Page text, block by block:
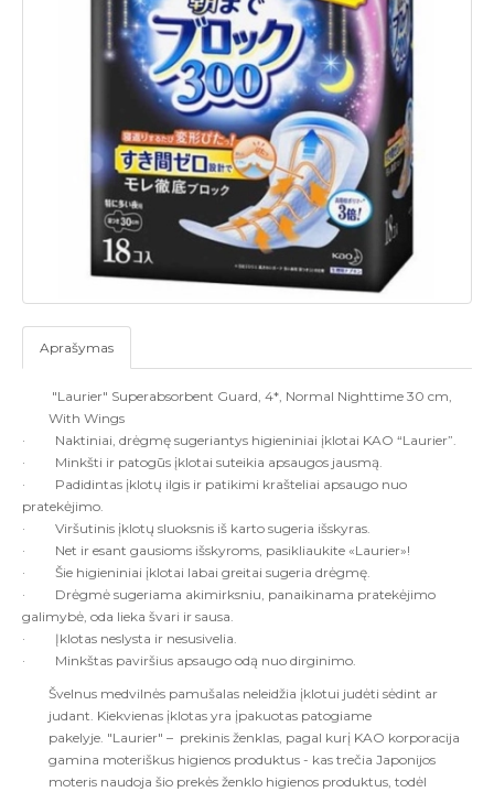
Aprašymas
"Laurier" Superabsorbent Guard, 4*, Normal Nighttime 30 cm,
With Wings
· Naktiniai, drėgmę sugeriantys higieniniai įklotai KAO “Laurier”.
·
Minkšti ir patogūs įklotai suteikia apsaugos jausmą.
·
Padidintas įklotų ilgis ir patikimi krašteliai apsaugo nuo
pratekėjimo.
·
Viršutinis įklotų sluoksnis iš karto sugeria išskyras.
·
Net ir esant gausioms išskyroms, pasikliaukite «Laurier»!
· Šie higieniniai įklotai labai greitai sugeria drėgmę.
·
Drėgmė sugeriama akimirksniu, panaikinama pratekėjimo
galimybė, oda lieka švari ir sausa.
·
Įklotas neslysta ir nesusivelia.
·
Minkštas paviršius apsaugo odą nuo dirginimo.
Švelnus medvilnės pamušalas neleidžia įklotui judėti sėdint ar
judant. Kiekvienas įklotas yra įpakuotas patogiame
pakelyje. "Laurier" – prekinis ženklas, pagal kurį KAO korporacija
gamina moteriškus higienos produktus - kas trečia Japonijos
moteris naudoja šio prekės ženklo higienos produktus, todėl